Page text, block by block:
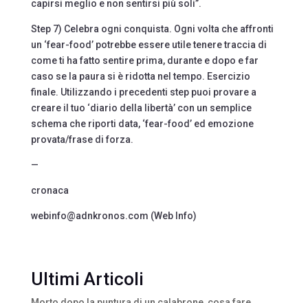
capirsi meglio e non sentirsi più soli”.
Step 7) Celebra ogni conquista. Ogni volta che affronti
un ‘fear-food’ potrebbe essere utile tenere traccia di
come ti ha fatto sentire prima, durante e dopo e far
caso se la paura si è ridotta nel tempo. Esercizio
finale. Utilizzando i precedenti step puoi provare a
creare il tuo ‘diario della libertà’ con un semplice
schema che riporti data, ‘fear-food’ ed emozione
provata/frase di forza.
—
cronaca
webinfo@adnkronos.com (Web Info)
Ultimi Articoli